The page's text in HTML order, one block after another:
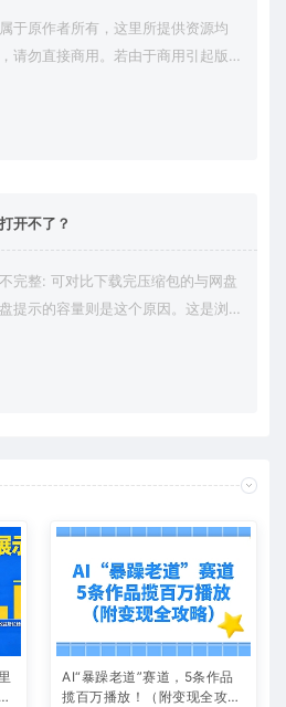
于原作者所有，这里所提供资源均
请勿直接商用。若由于商用引起版
开不了？
完整: 可对比下载完压缩包的与网盘
提示的容量则是这个原因。这是浏
AI“暴躁老道”赛道，5条作品
揽百万播放！（附变现全攻